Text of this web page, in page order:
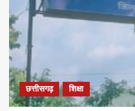
छत्तीसगढ़ शिक्षा